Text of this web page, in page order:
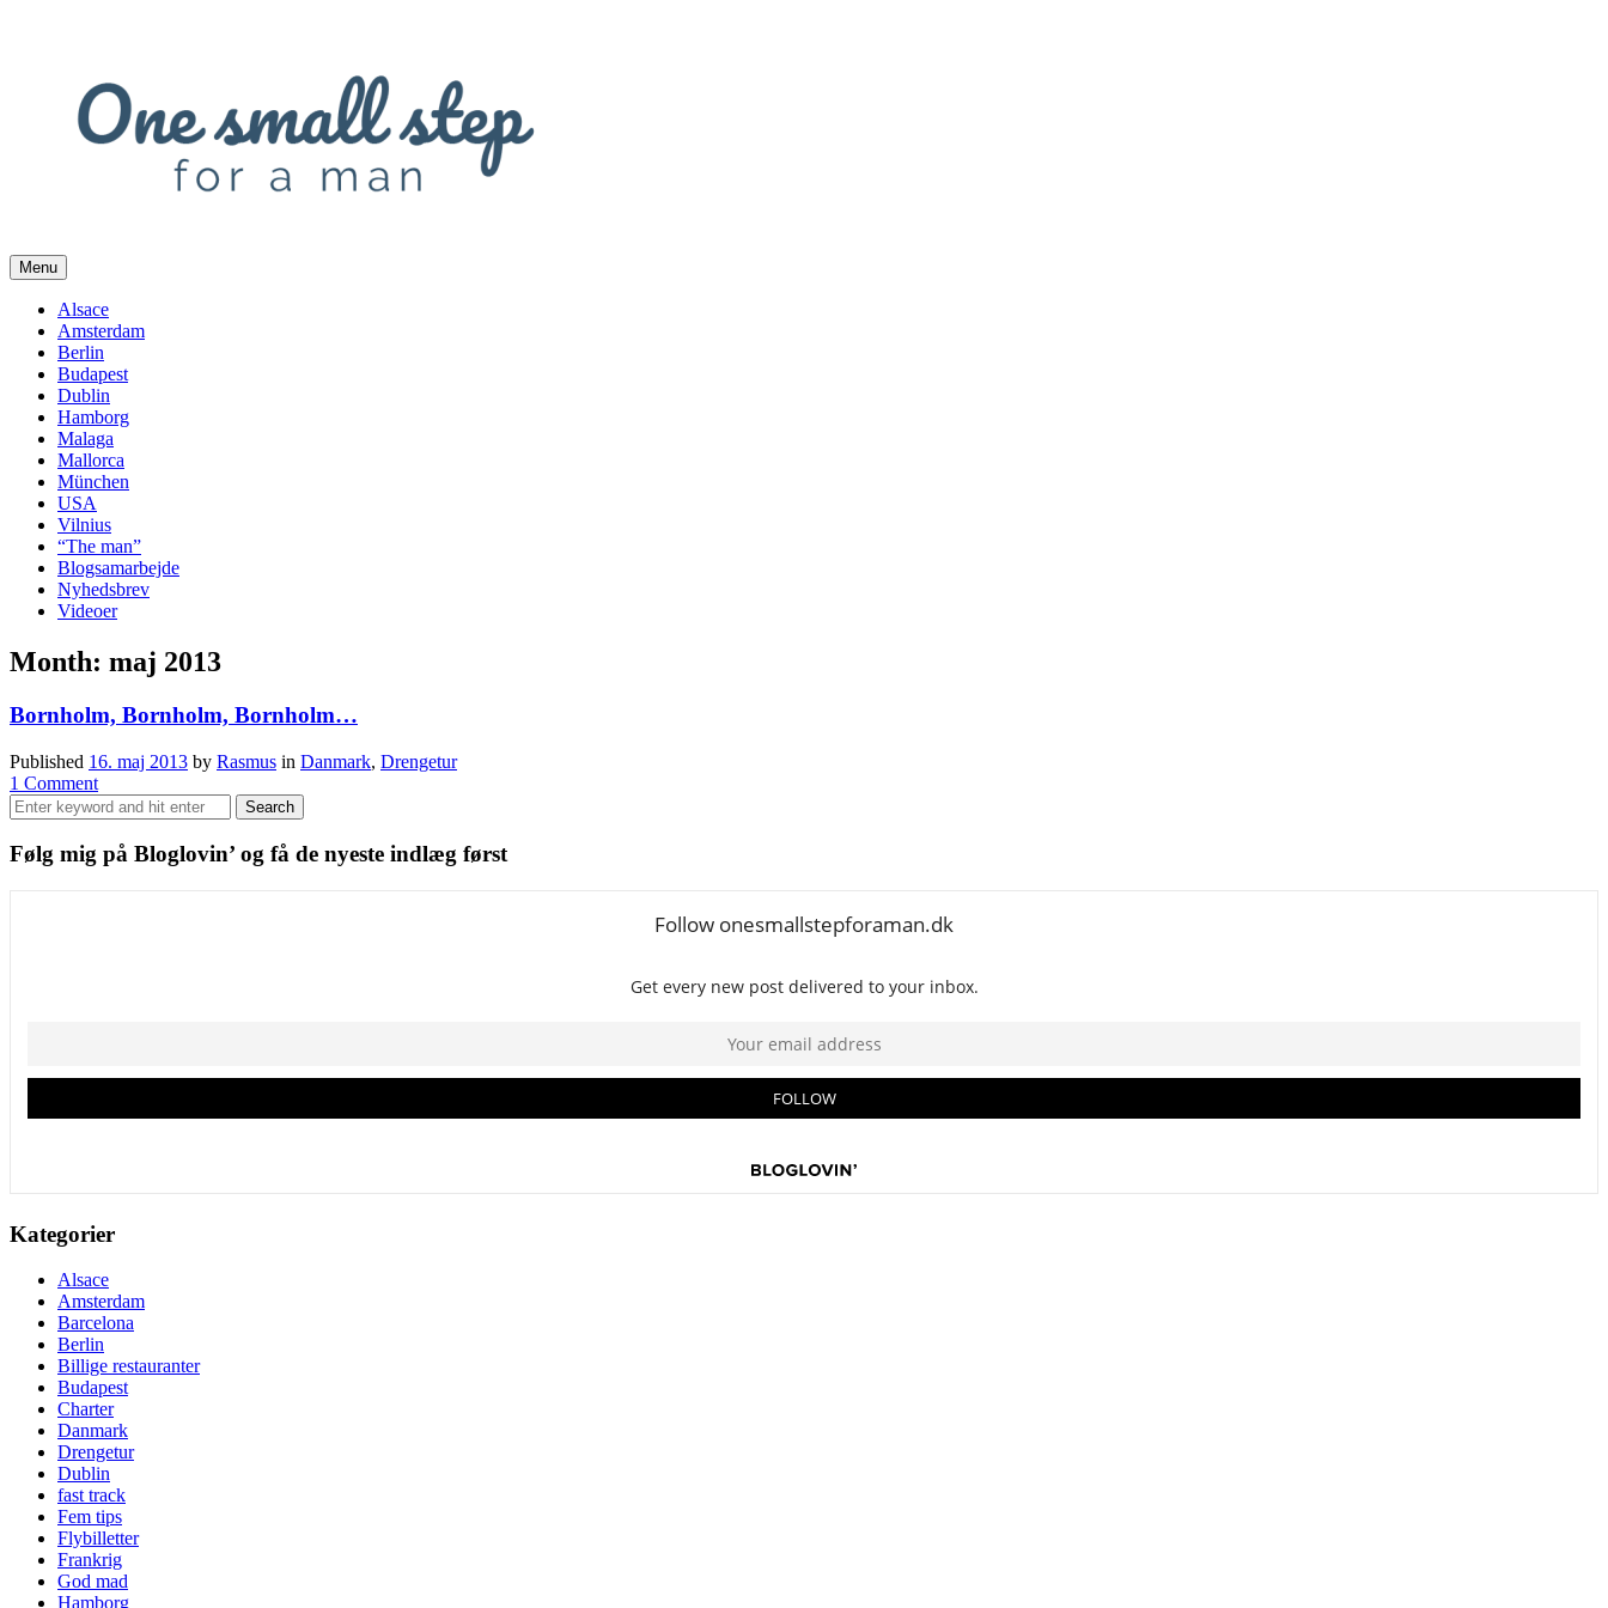
Menu
Alsace
Amsterdam
Berlin
Budapest
Dublin
Hamborg
Malaga
Mallorca
München
USA
Vilnius
“The man”
Blogsamarbejde
Nyhedsbrev
Videoer
Month: maj 2013
Bornholm, Bornholm, Bornholm…
Published 16. maj 2013 by Rasmus in Danmark, Drengetur
1 Comment
Search
for:
Search
Følg mig på Bloglovin’ og få de nyeste indlæg først
Kategorier
Alsace
Amsterdam
Barcelona
Berlin
Billige restauranter
Budapest
Charter
Danmark
Drengetur
Dublin
fast track
Fem tips
Flybilletter
Frankrig
God mad
Hamborg